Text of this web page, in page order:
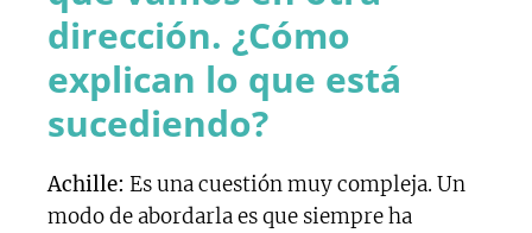
dirección. ¿Cómo
explican lo que está
sucediendo?
Achille: Es una cuestión muy compleja. Un
modo de abordarla es que siempre ha